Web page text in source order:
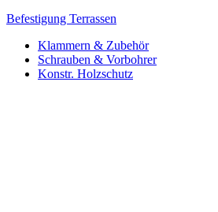
Befestigung Terrassen
Klammern & Zubehör
Schrauben & Vorbohrer
Konstr. Holzschutz